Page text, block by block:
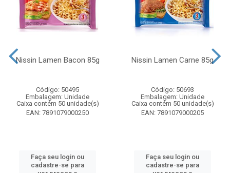
Nissin Lamen Bacon 85g
Código: 50495
Embalagem: Unidade
Caixa contém 50 unidade(s)
EAN: 7891079000250
Faça seu login ou
cadastre-se para
Nissin Lamen Carne 85g
Código: 50693
Embalagem: Unidade
Caixa contém 50 unidade(s)
EAN: 7891079000205
Faça seu login ou
cadastre-se para